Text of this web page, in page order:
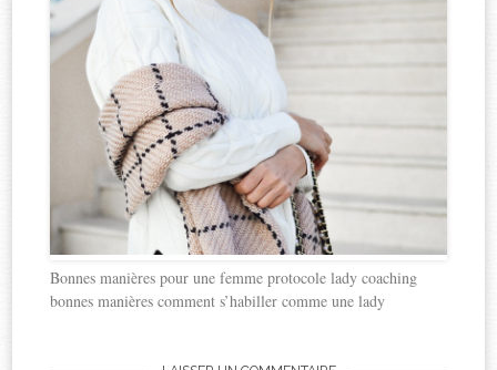
Bonnes manières pour une femme protocole lady coaching
bonnes manières comment s’habiller comme une lady